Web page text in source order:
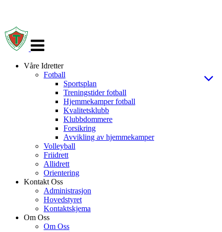
navigasjon
Våre Idretter
Fotball
Sportsplan
Treningstider fotball
Hjemmekamper fotball
Kvalitetsklubb
Klubbdommere
Forsikring
Avvikling av hjemmekamper
Volleyball
Friidrett
Allidrett
Orientering
Kontakt Oss
Administrasjon
Hovedstyret
Kontaktskjema
Om Oss
Om Oss